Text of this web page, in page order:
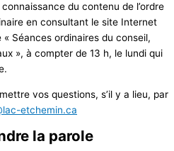
du contenu de l’ordre
en consultant le site Internet
Séances ordinaires du conseil,
», à compter de 13 h, le lundi qui
vos questions, s’il y a lieu, par
etchemin.ca
la parole